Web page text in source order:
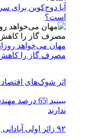
است؟
مهان می‌خواهد
مصرف گاز را
اثر شوک‌های اقتصادی در
ببینید |65
ندارند
۹۲ زائر اولی آبادانی به زیارت امام هشتم اعزام شدند